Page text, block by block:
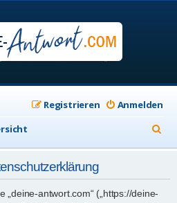
Anmelden
Registrieren
u
„deine-antwort.com“ („https://deine-